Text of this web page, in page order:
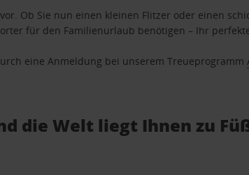
Ob Sie nun einen kleinen Flitzer oder einen
für den Familienurlaub benötigen – Ihr
eine Anmeldung bei unserem Treueprogramm
die Welt liegt Ihnen zu